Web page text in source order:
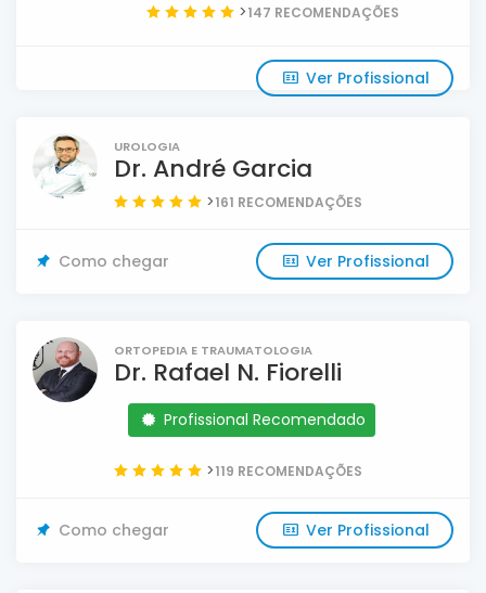
>147 RECOMENDAÇÕES
Ver Profissional
UROLOGIA
Dr. André Garcia
>161 RECOMENDAÇÕES
Como chegar Ver Profissional
ORTOPEDIA E TRAUMATOLOGIA
Dr. Rafael N. Fiorelli
Profissional Recomendado
>119 RECOMENDAÇÕES
Como chegar Ver Profissional